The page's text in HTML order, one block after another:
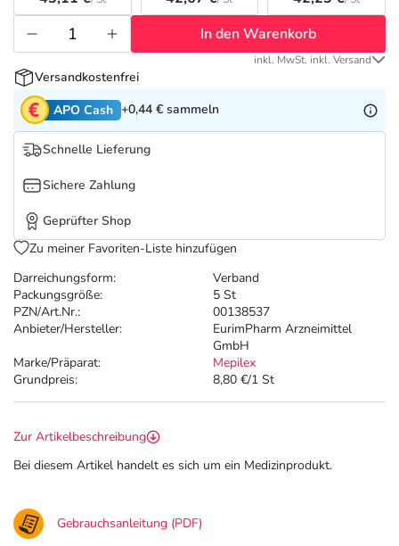
Tierapotheke
Vitamine & Mineralstoffe
Marken
Salus Deals
Darreichungsform:
Verband
Packungsgröße:
5 St
PZN/Art.Nr.:
00138537
Anbieter/Hersteller:
EurimPharm Arzneimittel
GmbH
Marke/Präparat:
Mepilex
Grundpreis:
8,80 €/1 St
In den Warenkorb
inkl. MwSt. inkl. Versand
Versandkostenfrei
APO Cash +0,44 € sammeln
Schnelle Lieferung
Sichere Zahlung
Geprüfter Shop
Zu meiner Favoriten-Liste hinzufügen
Zur Artikelbeschreibung
Bei diesem Artikel handelt es sich um ein Medizinprodukt.
Gebrauchsanleitung (PDF)